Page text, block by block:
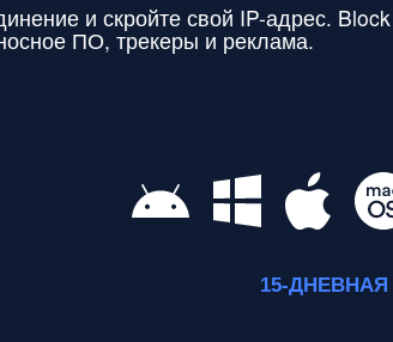
и скройте свой IP-адрес. Block
ПО, трекеры и реклама.
15-